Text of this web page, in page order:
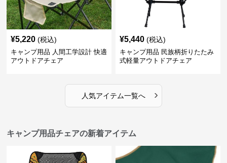
¥5,220 (税込)
キャンプ用品 人間工学設計 快適
アウトドアチェア
¥5,440 (税込)
キャンプ用品 民族柄折りたたみ
式軽量アウトドアチェア
人気アイテム一覧へ ›
キャンプ用品チェアの新着アイテム